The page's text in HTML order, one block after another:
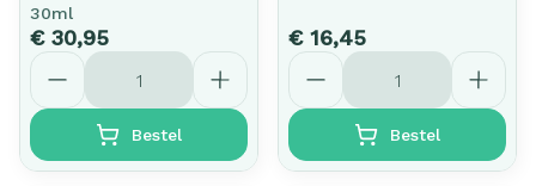
30ml
€ 30,95
Aantal
Bestel
€ 16,45
Aantal
Bestel